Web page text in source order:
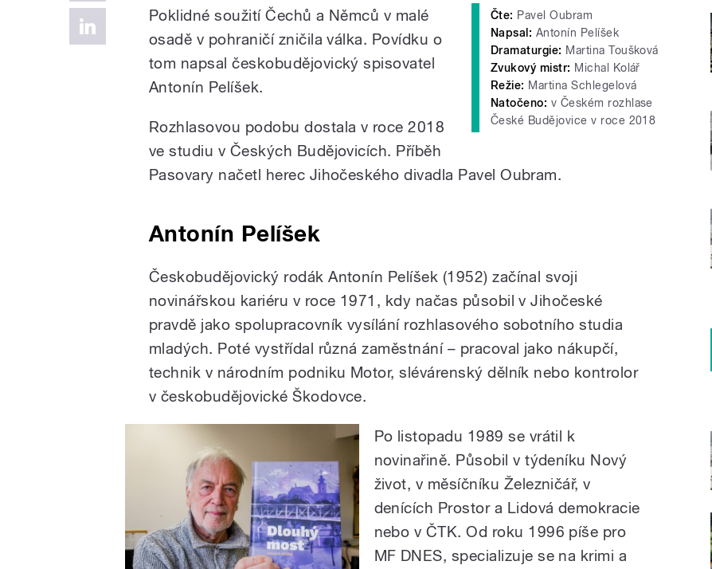
Čte: Pavel Oubram
Napsal: Antonín Pelíšek
Dramaturgie: Martina Toušková
Zvukový mistr: Michal Kolář
Režie: Martina Schlegelová
Natočeno: v Českém rozhlase
České Budějovice v roce 2018
Poklidné soužití Čechů a Němců v malé
osadě v pohraničí zničila válka. Povídku o
tom napsal českobudějovický spisovatel
Antonín Pelíšek.
Rozhlasovou podobu dostala v roce 2018
ve studiu v Českých Budějovicích. Příběh
Pasovary načetl herec Jihočeského divadla Pavel Oubram.
Antonín Pelíšek
Českobudějovický rodák Antonín Pelíšek (1952) začínal svoji
novinářskou kariéru v roce 1971, kdy načas působil v Jihočeské
pravdě jako spolupracovník vysílání rozhlasového sobotního studia
mladých. Poté vystřídal různá zaměstnání – pracoval jako nákupčí,
technik v národním podniku Motor, slévárenský dělník nebo kontrolor
v českobudějovické Škodovce.
Po listopadu 1989 se vrátil k
novinařině. Působil v týdeníku Nový
život, v měsíčníku Železničář, v
denících Prostor a Lidová demokracie
nebo v ČTK. Od roku 1996 píše pro
MF DNES, specializuje se na krimi a